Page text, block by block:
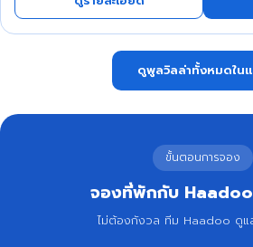
ดูพูลวิลล่าทั้งหมดใน
ขั้นตอนการจอง
จองที่พักกับ Haadoo
ไม่ต้องกังวล ทีม Haadoo ดูแ